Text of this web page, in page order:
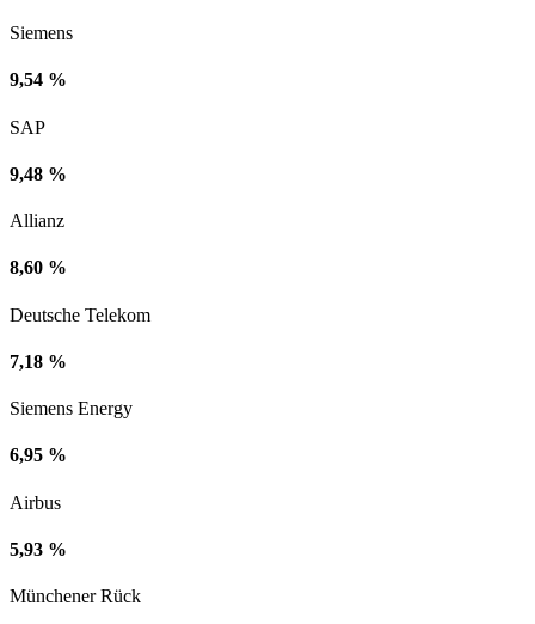
Siemens
9,54 %
SAP
9,48 %
Allianz
8,60 %
Deutsche Telekom
7,18 %
Siemens Energy
6,95 %
Airbus
5,93 %
Münchener Rück